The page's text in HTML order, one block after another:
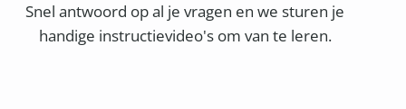
Snel antwoord op al je vragen en we sturen je
handige instructievideo's om van te leren.